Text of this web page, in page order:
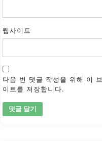
웹사이트
다음 번 댓글 작성을 위해 이
이트를 저장합니다.